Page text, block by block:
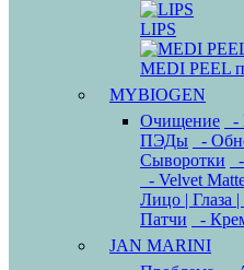
LIPS
MEDI PEEL
MYBIOGEN
Очищение
-
ПЭДы
-
Сыворотки
- Velvet
Лицо | Глаза |
Патчи
-
JAN MARINI